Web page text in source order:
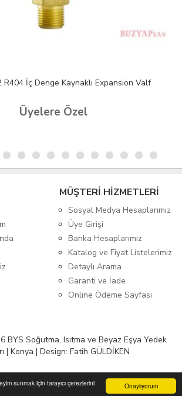
Onaylıyorum
sunmak için tarayıcı çerezlerini
Sipariş Takibi İletişim
İç Denge Kaynaklı Expansion Valf
Üyelere Özel
MÜŞTERİ HİZMETLERİ
Sosyal Medya Hesaplarımız
Üye Girişi
Banka Hesaplarımız
Katalog ve Fiyat Listelerimiz
Detaylı Arama
Garanti ve İade
Online Ödeme Sayfası
BYS Soğutma, Isıtma ve Beyaz Eşya Yedek
| Konya | Design: Fatih GÜLDİKEN